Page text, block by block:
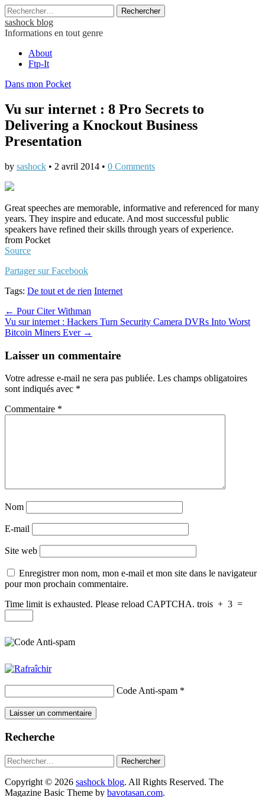
Rechercher :
sashock blog
Informations en tout genre
Main
menu
Skip
About
Ftp-It
Dans mon Pocket
Vu sur internet : 8 Pro Secrets to
Delivering a Knockout Business
Presentation
by sashock • 2 avril 2014 • 0 Comments
Great speeches are memorable, informative and referenced for many
years. They inspire and educate. And most successful public
speakers have refined their skills through years of experience.
from Pocket
Source
Partager sur Facebook
Tags: De tout et de rien Internet
Post
navigation
← Pour Citer Withman
Vu sur internet : Hackers Turn Security Camera DVRs Into Worst
Bitcoin Miners Ever →
Laisser un commentaire
Votre adresse e-mail ne sera pas publiée. Les champs obligatoires
sont indiqués avec *
Commentaire *
Nom
E-mail
Site web
Enregistrer mon nom, mon e-mail et mon site dans le navigateur
pour mon prochain commentaire.
Time limit is exhausted. Please reload CAPTCHA. trois + 3 =
Code Anti-spam *
Recherche
Rechercher :
Copyright © 2026 sashock blog. All Rights Reserved. The
Magazine Basic Theme by bavotasan.com.